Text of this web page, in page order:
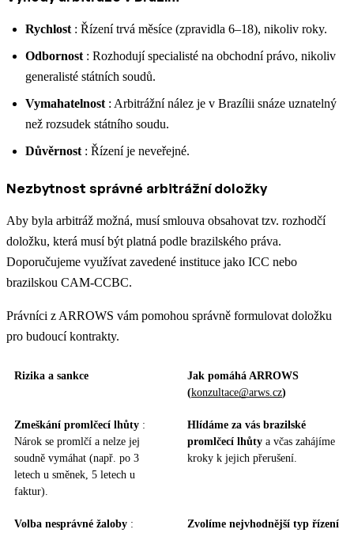
Rychlost : Řízení trvá měsíce (zpravidla 6–18), nikoliv roky.
Odbornost : Rozhodují specialisté na obchodní právo, nikoliv
generalisté státních soudů.
Vymahatelnost : Arbitrážní nález je v Brazílii snáze uznatelný
než rozsudek státního soudu.
Důvěrnost : Řízení je neveřejné.
Nezbytnost správné arbitrážní doložky
Aby byla arbitráž možná, musí smlouva obsahovat tzv. rozhodčí
doložku, která musí být platná podle brazilského práva.
Doporučujeme využívat zavedené instituce jako ICC nebo
brazilskou CAM-CCBC.
Právníci z ARROWS vám pomohou správně formulovat doložku
pro budoucí kontrakty.
Rizika a sankce
Jak pomáhá ARROWS
(konzultace@arws.cz)
Zmeškání promlčecí lhůty :
Nárok se promlčí a nelze jej
soudně vymáhat (např. po 3
letech u směnek, 5 letech u
faktur).
Hlídáme za vás brazilské
promlčecí lhůty a včas zahájíme
kroky k jejich přerušení.
Volba nesprávné žaloby :
Zvolíme nejvhodnější typ řízení